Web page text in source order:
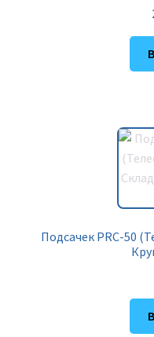
Подсачек PRC-50